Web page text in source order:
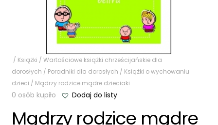
/ Książki / Wartościowe książki chrześcijańskie dla
dorosłych / Poradniki dla dorosłych / Książki o wychowaniu
dzieci / Mądrzy rodzice mądre dzieciaki
0 osób kupiło Dodaj do listy
Mądrzy rodzice mądre